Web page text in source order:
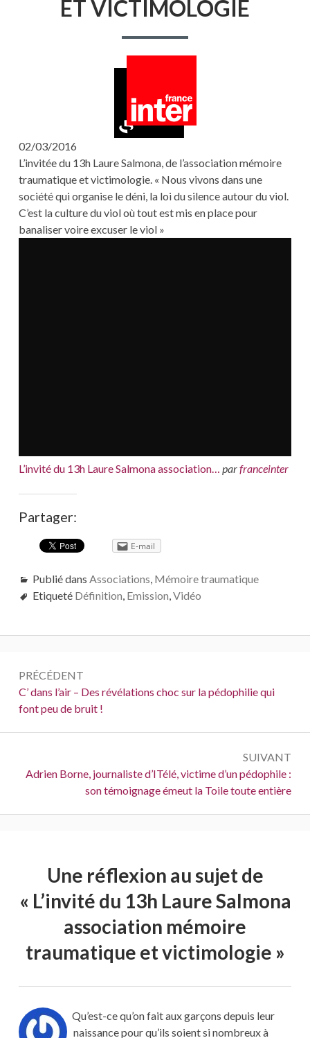
ET VICTIMOLOGIE
02/03/2016
L’invitée du 13h Laure Salmona, de l’association mémoire
traumatique et victimologie. « Nous vivons dans une
société qui organise le déni, la loi du silence autour du viol.
C’est la culture du viol où tout est mis en place pour
banaliser voire excuser le viol »
L’invité du 13h Laure Salmona association… parfranceinter
Partager:
E-mail
Publié dans Associations, Mémoire traumatique
Etiqueté Définition, Emission,Vidéo
de
l’article
PRÉCÉDENT
Précédent :
C’ dans l’air – Des révélations choc sur la pédophilie qui
font peu de bruit !
SUIVANT
Suivant :
Adrien Borne, journaliste d’ITélé, victime d’un pédophile :
son témoignage émeut la Toile toute entière
Une réflexion au sujet de
« L’invité du 13h Laure Salmona
association mémoire
traumatique et victimologie »
Qu’est-ce qu’on fait aux garçons depuis leur
naissance pour qu’ils soient si nombreux à